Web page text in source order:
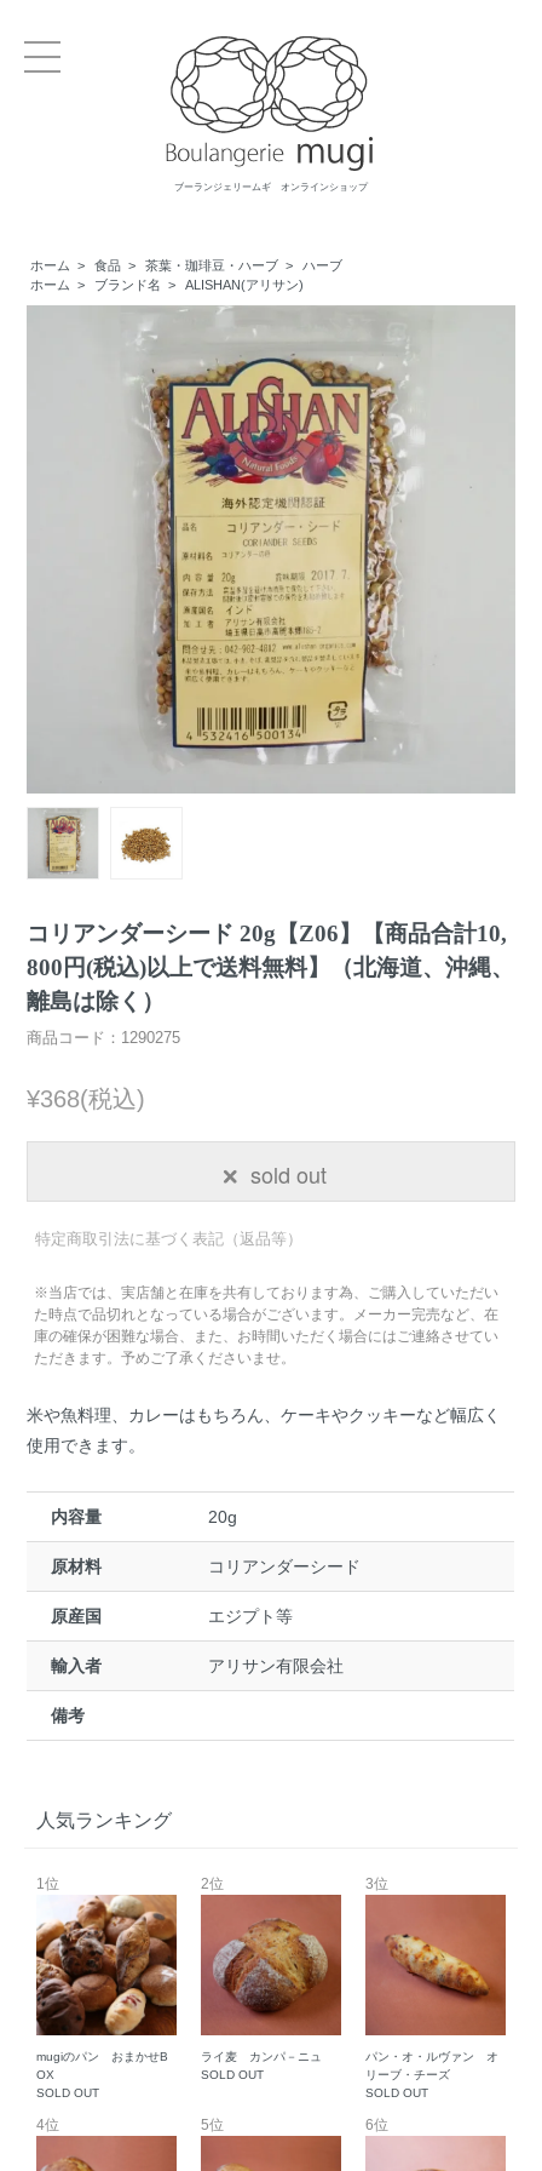
ブーランジェリームギ オンラインショップ
ホーム > 食品 > 茶葉・珈琲豆・ハーブ >
ハーブ
ホーム > ブランド名 > ALISHAN(アリサン)
コリアンダーシード 20g【Z06】【商品合計10,
800円(税込)以上で送料無料】（北海道、沖縄、
離島は除く）
商品コード：1290275
¥368(税込)
sold out
特定商取引法に基づく表記（返品等）
※当店では、実店舗と在庫を共有しております為、ご購入していただい
た時点で品切れとなっている場合がございます。メーカー完売など、在
庫の確保が困難な場合、また、お時間いただく場合にはご連絡させてい
ただきます。予めご了承くださいませ。
米や魚料理、カレーはもちろん、ケーキやクッキーなど幅広く
使用できます。
内容量 20g
原材料 コリアンダーシード
原産国 エジプト等
輸入者 アリサン有限会社
備考
人気ランキング
1位
mugiのパン おまかせB
OX
SOLD OUT
2位
ライ麦 カンパ－ニュ
SOLD OUT
3位
パン・オ・ルヴァン オ
リーブ・チーズ
SOLD OUT
4位 5位 6位